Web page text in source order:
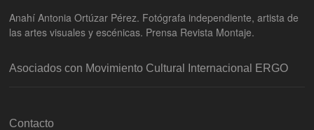
Anahí Antonia Ortúzar Pérez. Fotógrafa independiente, artista de
las artes visuales y escénicas. Prensa Revista Montaje.
Asociados con Movimiento Cultural Internacional ERGO
Contacto